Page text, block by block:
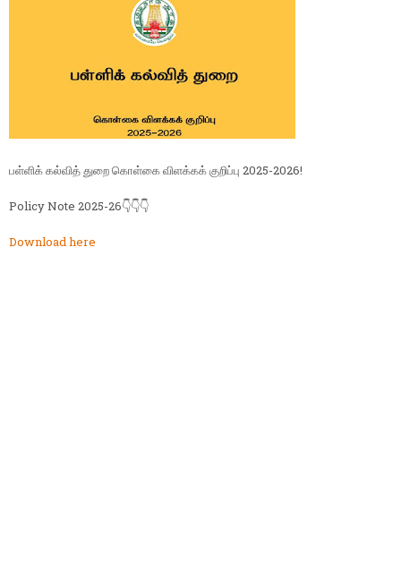
பள்ளிக் கல்வித் துறை கொள்கை விளக்கக் குறிப்பு 2025-2026!
Policy Note 2025-26👇👇👇
Download here